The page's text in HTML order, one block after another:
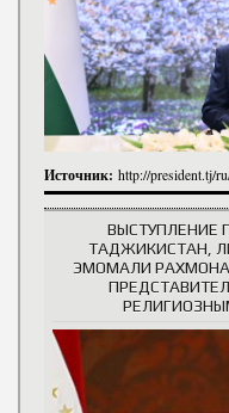
Источник: http://president.tj/
ВЫСТУПЛЕНИЕ
ТАДЖИКИСТАН,
ЭМОМАЛИ РАХМОНА